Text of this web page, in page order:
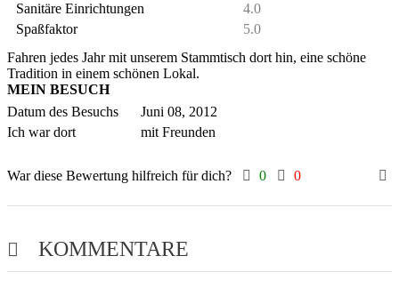
Sanitäre Einrichtungen
4.0
Spaßfaktor
5.0
Fahren jedes Jahr mit unserem Stammtisch dort hin, eine schöne
Tradition in einem schönen Lokal.
MEIN BESUCH
Datum des Besuchs
Juni 08, 2012
Ich war dort
mit Freunden
War diese Bewertung hilfreich für dich? 0 0
KOMMENTARE